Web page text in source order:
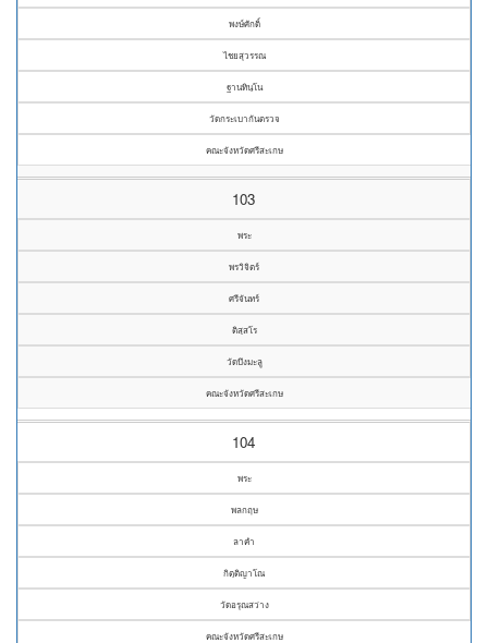
พงษ์ศักดิ์
ไชยสุวรรณ
ฐานทินฺโน
วัดกระเบากันตรวจ
คณะจังหวัดศรีสะเกษ
103
พระ
พรวิจิตร์
ศรีจันทร์
ติสฺสโร
วัดบึงมะลู
คณะจังหวัดศรีสะเกษ
104
พระ
พลกฤษ
ลาคำ
กิตฺติญาโณ
วัดอรุณสว่าง
คณะจังหวัดศรีสะเกษ